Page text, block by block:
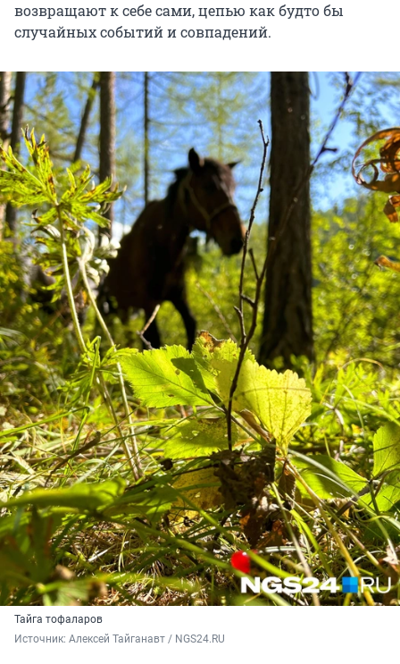
возвращают к себе сами, цепью как будто бы
случайных событий и совпадений.
Тайга тофаларов
Источник: Алексей Тайганавт / NGS24.RU